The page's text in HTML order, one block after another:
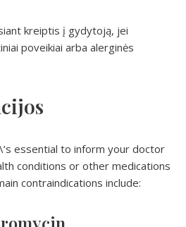
kreiptis į gydytoją, jei
poveikiai arba alerginės
essential to inform your doctor
conditions or other medications
contraindications include: